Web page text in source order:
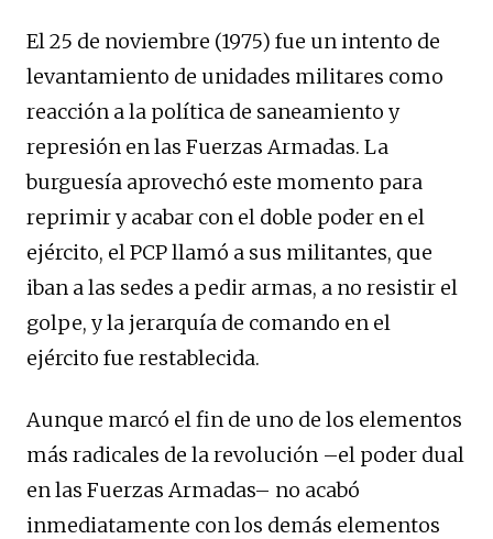
El 25 de noviembre (1975) fue un intento de
levantamiento de unidades militares como
reacción a la política de saneamiento y
represión en las Fuerzas Armadas. La
burguesía aprovechó este momento para
reprimir y acabar con el doble poder en el
ejército, el PCP llamó a sus militantes, que
iban a las sedes a pedir armas, a no resistir el
golpe, y la jerarquía de comando en el
ejército fue restablecida.
Aunque marcó el fin de uno de los elementos
más radicales de la revolución –el poder dual
en las Fuerzas Armadas– no acabó
inmediatamente con los demás elementos